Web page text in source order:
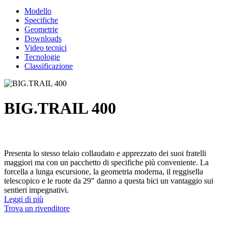
Modello
Specifiche
Geometrie
Downloads
Video tecnici
Tecnologie
Classificazione
BIG.TRAIL 400
Presenta lo stesso telaio collaudato e apprezzato dei suoi fratelli
maggiori ma con un pacchetto di specifiche più conveniente. La
forcella a lunga escursione, la geometria moderna, il reggisella
telescopico e le ruote da 29" danno a questa bici un vantaggio sui
sentieri impegnativi.
Leggi di più
Trova un rivenditore